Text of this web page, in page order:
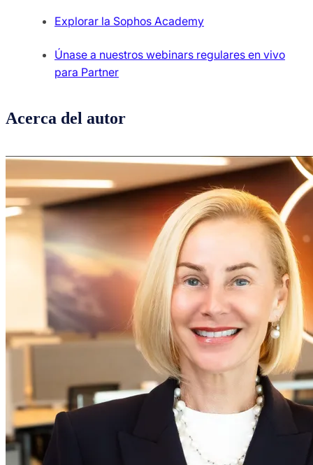
Explorar la Sophos Academy
Únase a nuestros webinars regulares en vivo
para Partner
Acerca del autor